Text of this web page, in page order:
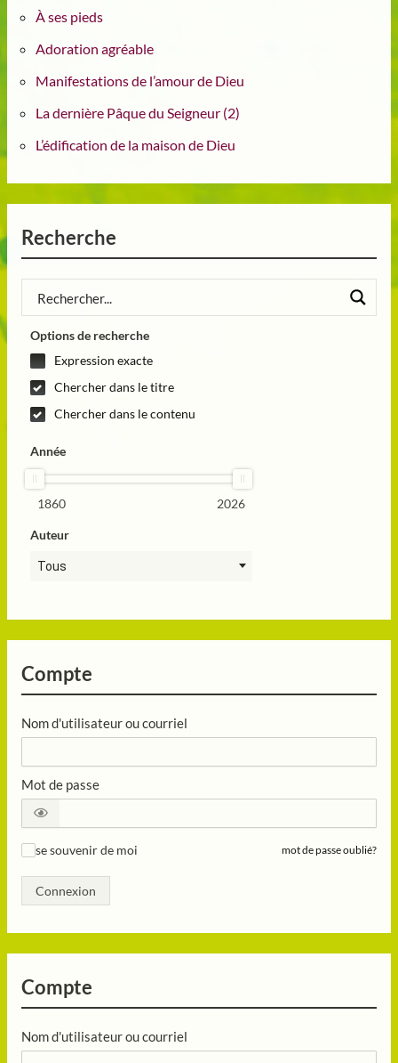
À ses pieds
Adoration agréable
Manifestations de l’amour de Dieu
La dernière Pâque du Seigneur (2)
L’édification de la maison de Dieu
Recherche
Options de recherche
Expression exacte
Chercher dans le titre
Chercher dans le contenu
Année
1860 2026
Auteur
Tous
Compte
Nom d'utilisateur ou courriel
Mot de passe
se souvenir de moi mot de passe oublié?
Connexion
Compte
Nom d'utilisateur ou courriel